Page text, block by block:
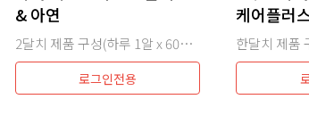
& 아연
2달치 제품 구성(하루 1알 x 60일 = 60정 구성)
로그인전용
케어플러